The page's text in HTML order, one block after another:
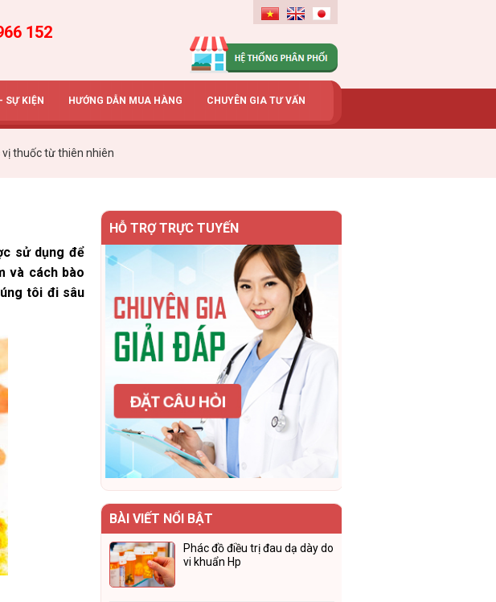
152
SỰ KIỆN HƯỚNG DẪN MUA HÀNG CHUYÊN GIA TƯ VẤN
thuốc từ thiên nhiên
sử dụng để
và cách bào
tôi đi sâu
HỖ TRỢ TRỰC TUYẾN
BÀI VIẾT NỔI BẬT
Phác đồ điều trị đau dạ dày do
vi khuẩn Hp